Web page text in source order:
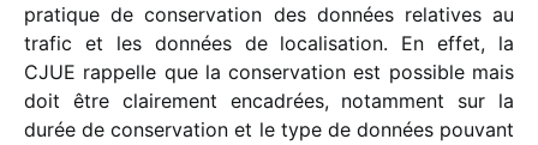
pratique de conser­va­tion des données rela­tives au
trafic et les données de loca­li­sa­tion. En effet, la
CJUE rappelle que la conser­va­tion est possible mais
doit être clai­re­ment enca­drées, notam­ment sur la
durée de conser­va­tion et le type de données pouvant